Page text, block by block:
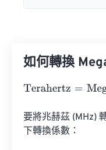
如何轉換
Terahertz=
要將兆赫茲 (MHz)
下轉換係數：